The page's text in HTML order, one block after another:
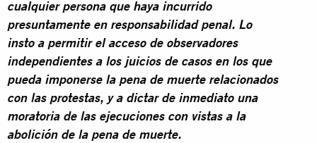
cualquier persona que haya incurrido
presuntamente en responsabilidad penal. Lo
insto a permitir el acceso de observadores
independientes a los juicios de casos en los que
pueda imponerse la pena de muerte relacionados
con las protestas, y a dictar de inmediato una
moratoria de las ejecuciones con vistas a la
abolición de la pena de muerte.